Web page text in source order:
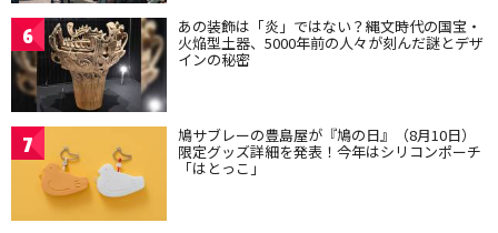
6 あの装飾は「炎」ではない？縄文時代の国宝・
火焔型土器、5000年前の人々が刻んだ謎とデザ
インの秘密
7 鳩サブレーの豊島屋が『鳩の日』（8月10日）
限定グッズ詳細を発表！今年はシリコンポーチ
「はとっこ」